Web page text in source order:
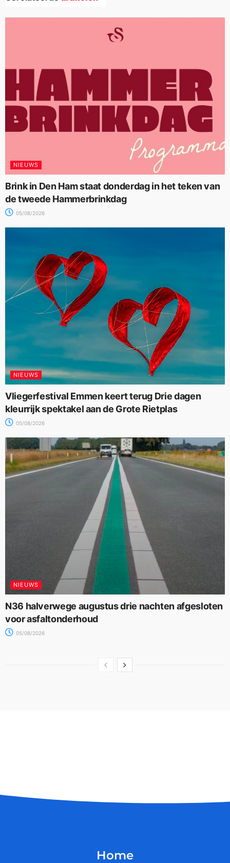
NIEUWS
Brink in Den Ham staat donderdag in het teken van
de tweede Hammerbrinkdag
05/08/2026
NIEUWS
Vliegerfestival Emmen keert terug Drie dagen
kleurrijk spektakel aan de Grote Rietplas
05/08/2026
NIEUWS
N36 halverwege augustus drie nachten afgesloten
voor asfaltonderhoud
05/08/2026
Home